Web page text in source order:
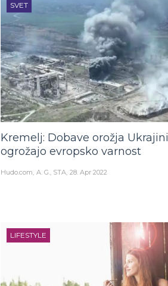
SVET
Kremelj: Dobave orožja Ukrajini
ogrožajo evropsko varnost
Hudo.com A. G., STA 28. Apr 2022
LIFESTYLE